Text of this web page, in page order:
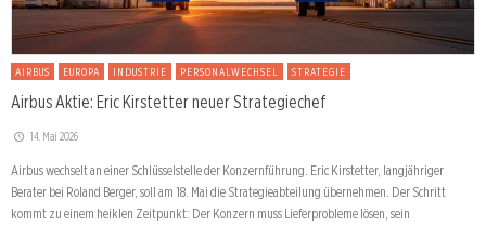
AIRBUS EUROPA INDUSTRIE PERSONALWECHSEL STRATEGIE
Airbus Aktie: Eric Kirstetter neuer Strategiechef
14. Mai 2026
Airbus wechselt an einer Schlüsselstelle der Konzernführung. Eric Kirstetter, langjähriger
Berater bei Roland Berger, soll am 18. Mai die Strategieabteilung übernehmen. Der Schritt
kommt zu einem heiklen Zeitpunkt: Der Konzern muss Lieferprobleme lösen, sein